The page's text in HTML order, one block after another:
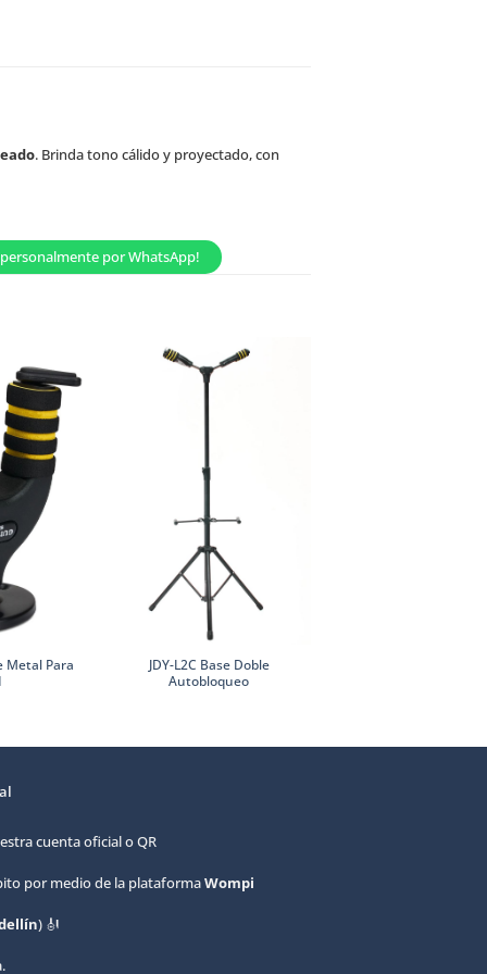
. Brinda tono cálido y proyectado, con
personalmente por WhatsApp!
Metal Para
JDY-L2C Base Doble
Autobloqueo
cuenta oficial o QR
por medio de la plataformaWompi
) 🎻